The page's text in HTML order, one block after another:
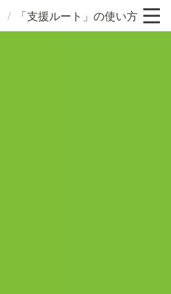
/ 「支援ルート」の使い方